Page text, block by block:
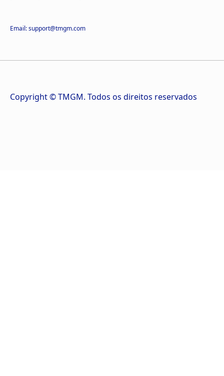
Email: support@tmgm.com
Copyright © TMGM. Todos os direitos reservados